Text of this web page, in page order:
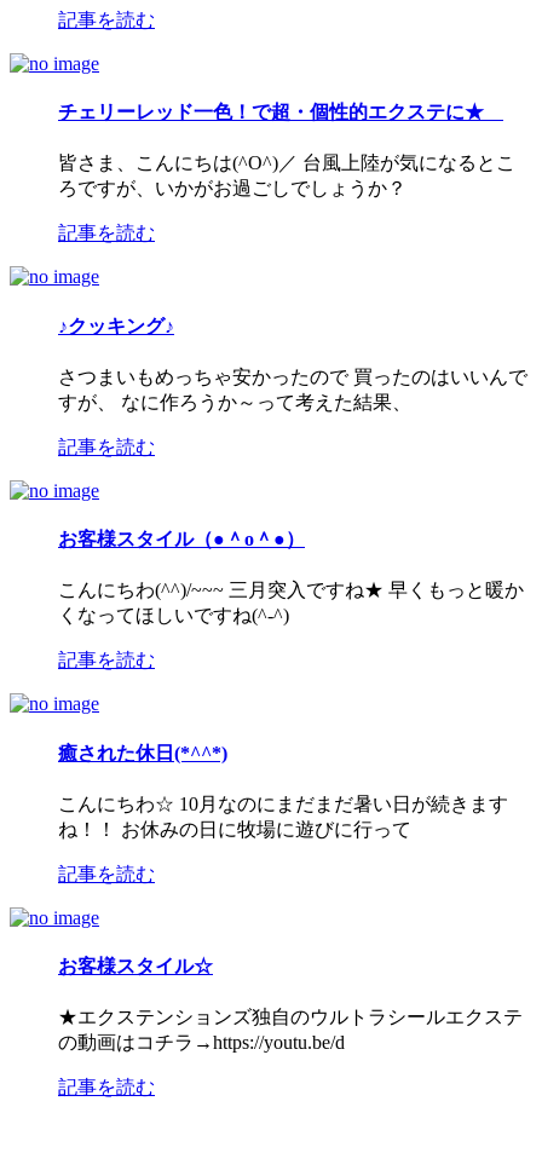
記事を読む
チェリーレッド一色！で超・個性的エクステに★
皆さま、こんにちは(^O^)／ 台風上陸が気になるとこ
ろですが、いかがお過ごしでしょうか？
記事を読む
♪クッキング♪
さつまいもめっちゃ安かったので 買ったのはいいんで
すが、 なに作ろうか～って考えた結果、
記事を読む
お客様スタイル（●＾o＾●）
こんにちわ(^^)/~~~ 三月突入ですね★ 早くもっと暖か
くなってほしいですね(^-^)
記事を読む
癒された休日(*^^*)
こんにちわ☆ 10月なのにまだまだ暑い日が続きます
ね！！ お休みの日に牧場に遊びに行って
記事を読む
お客様スタイル☆
★エクステンションズ独自のウルトラシールエクステ
の動画はコチラ→https://youtu.be/d
記事を読む